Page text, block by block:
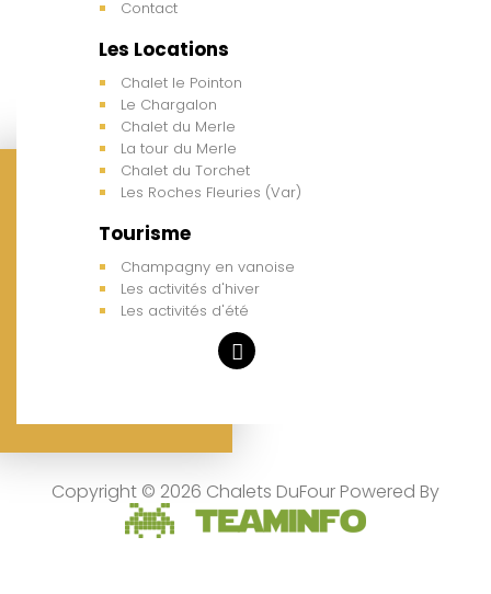
Contact
Les Locations
Chalet le Pointon
Le Chargalon
Chalet du Merle
La tour du Merle
Chalet du Torchet
Les Roches Fleuries (Var)
Tourisme
Champagny en vanoise
Les activités d'hiver
Les activités d'été
Copyright © 2026 Chalets DuFour Powered By